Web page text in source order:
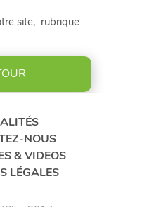
site, rubrique
NOUS
& VIDEOS
LÉGALES